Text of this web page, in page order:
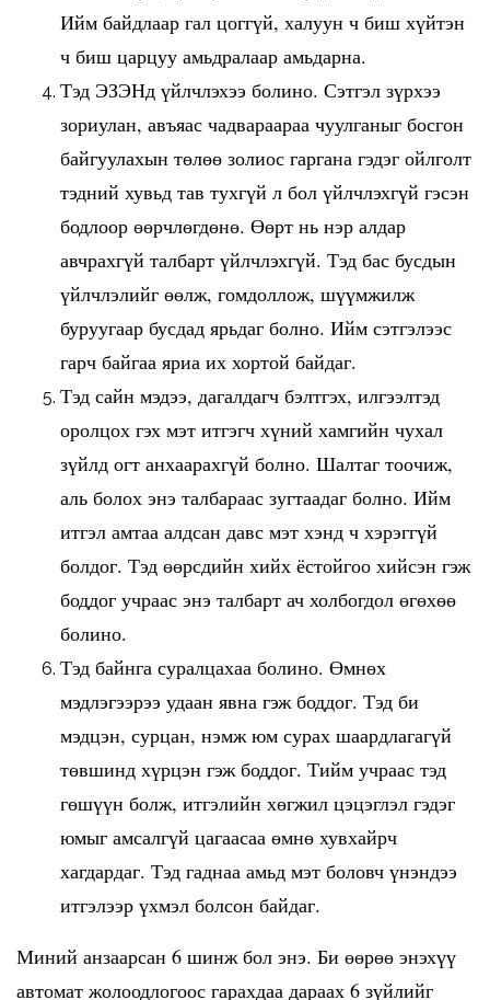
Ийм байдлаар гал цоггүй, халуун ч биш хүйтэн
ч биш царцуу амьдралаар амьдарна.
Тэд ЭЗЭНд үйлчлэхээ болино. Сэтгэл зүрхээ
зориулан, авъяас чадвараараа чуулганыг босгон
байгуулахын төлөө золиос гаргана гэдэг ойлголт
тэдний хувьд тав тухгүй л бол үйлчлэхгүй гэсэн
бодлоор өөрчлөгдөнө. Өөрт нь нэр алдар
авчрахгүй талбарт үйлчлэхгүй. Тэд бас бусдын
үйлчлэлийг өөлж, гомдоллож, шүүмжилж
буруугаар бусдад ярьдаг болно. Ийм сэтгэлээс
гарч байгаа яриа их хортой байдаг.
Тэд сайн мэдээ, дагалдагч бэлтгэх, илгээлтэд
оролцох гэх мэт итгэгч хүний хамгийн чухал
зүйлд огт анхаарахгүй болно. Шалтаг тоочиж,
аль болох энэ талбараас зугтаадаг болно. Ийм
итгэл амтаа алдсан давс мэт хэнд ч хэрэггүй
болдог. Тэд өөрсдийн хийх ёстойгоо хийсэн гэж
боддог учраас энэ талбарт ач холбогдол өгөхөө
болино.
Тэд байнга суралцахаа болино. Өмнөх
мэдлэгээрээ удаан явна гэж боддог. Тэд би
мэдцэн, сурцан, нэмж юм сурах шаардлагагүй
төвшинд хүрцэн гэж боддог. Тийм учраас тэд
гөшүүн болж, итгэлийн хөгжил цэцэглэл гэдэг
юмыг амсалгүй цагаасаа өмнө хувхайрч
хагдардаг. Тэд гаднаа амьд мэт боловч үнэндээ
итгэлээр үхмэл болсон байдаг.
Миний анзаарсан 6 шинж бол энэ. Би өөрөө энэхүү
автомат жолоодлогоос гарахдаа дараах 6 зүйлийг